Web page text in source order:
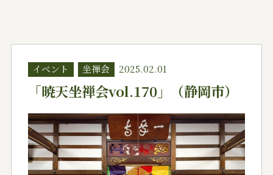
イベント 坐禅会 2025.02.01
「暁天坐禅会vol.170」（静岡市）